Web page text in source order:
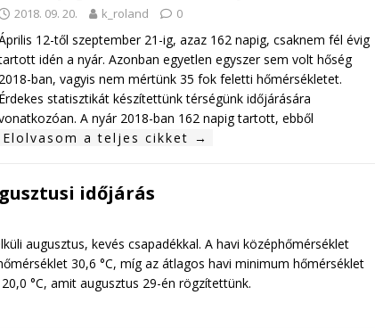
2018. 09. 20. k_roland 0
12-től szeptember 21-ig, azaz 162 napig, csaknem fél évig
idén a nyár. Azonban egyetlen egyszer sem volt hőség
2018-ban, vagyis nem mértünk 35 fok feletti hőmérsékletet.
Érdekes statisztikát készítettünk térségünk időjárására
A nyár 2018-ban 162 napig tartott, ebből
Elolvasom a teljes cikket →
időjárás
augusztus, kevés csapadékkal. A havi középhőmérséklet
30,6 °C, míg az átlagos havi minimum hőmérséklet
°C, amit augusztus 29-én rögzítettünk.